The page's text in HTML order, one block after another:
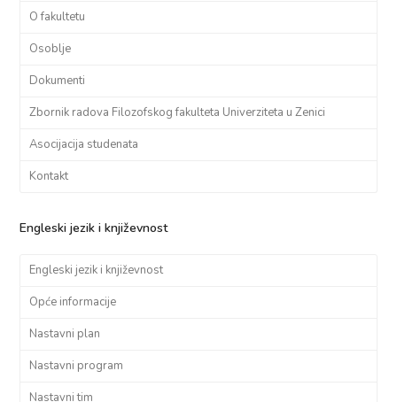
O fakultetu
Osoblje
Dokumenti
Zbornik radova Filozofskog fakulteta Univerziteta u Zenici
Asocijacija studenata
Kontakt
Engleski jezik i književnost
Engleski jezik i književnost
Opće informacije
Nastavni plan
Nastavni program
Nastavni tim